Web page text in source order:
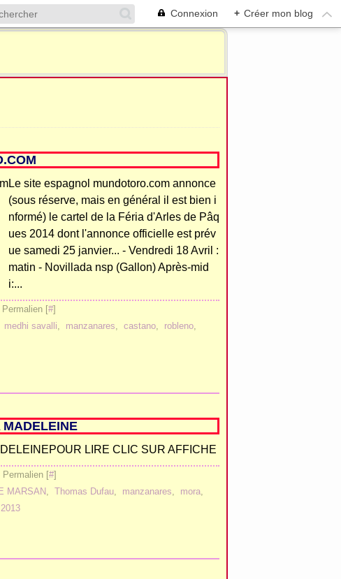
Connexion + Créer mon blog
Le site espagnol mundotoro.com annonce
(sous réserve, mais en général il est bien i
nformé) le cartel de la Féria d'Arles de Pâq
ues 2014 dont l'annonce officielle est prév
ue samedi 25 janvier... - Vendredi 18 Avril :
matin - Novillada nsp (Gallon) Après-mid
i:...
Permalien [#]
medhi savalli, manzanares, castano, robleno,
MADELEINE
POUR LIRE CLIC SUR AFFICHE
Permalien [#]
MARSAN, Thomas Dufau, manzanares, mora,